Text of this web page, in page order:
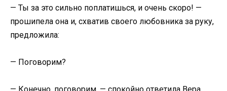
— Ты за это сильно поплатишься, и очень скоро! —
прошипела она и, схватив своего любовника за руку,
предложила:
— Поговорим?